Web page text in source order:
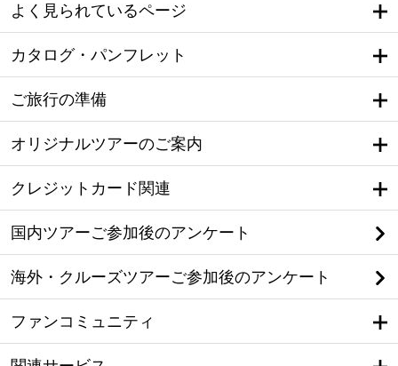
よく見られているページ
カタログ・パンフレット
ご旅行の準備
オリジナルツアーのご案内
クレジットカード関連
国内ツアーご参加後のアンケート
海外・クルーズツアーご参加後のアンケート
ファンコミュニティ